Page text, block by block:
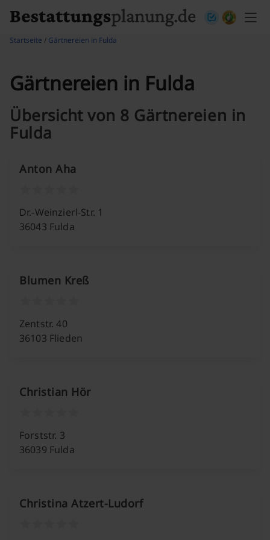
Startseite / Gärtnereien in Fulda
Gärtnereien in Fulda
Übersicht von 8 Gärtnereien in
Fulda
Anton Aha
Dr.-Weinzierl-Str. 1
36043 Fulda
Blumen Kreß
Zentstr. 40
36103 Flieden
Christian Hör
Forststr. 3
36039 Fulda
Christina Atzert-Ludorf